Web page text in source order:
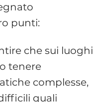
punti:
che sui luoghi
tenere
complesse,
quali